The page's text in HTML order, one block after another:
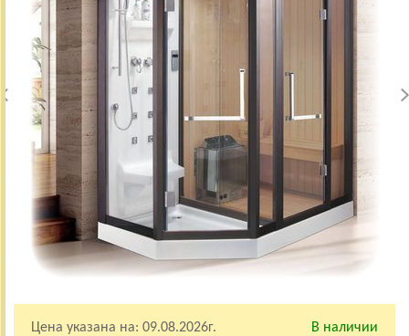
Цена указана на: 09.08.2026г. В наличии